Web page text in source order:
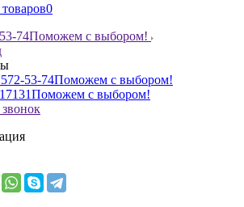
0
74Поможем с выбором!
53-74Поможем с выбором!
Поможем с выбором!
звонок